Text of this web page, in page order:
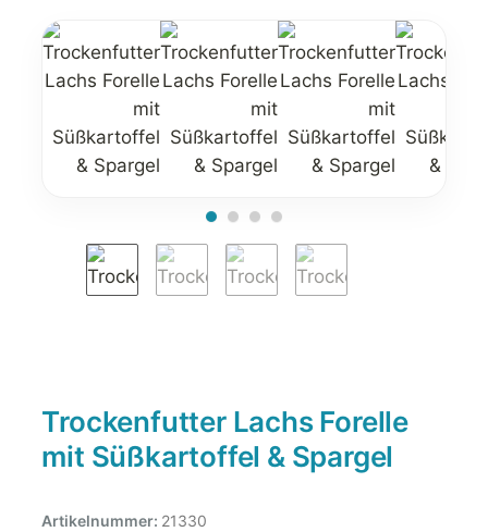
Trockenfutter Lachs Forelle
mit Süßkartoffel & Spargel
Artikelnummer: 21330